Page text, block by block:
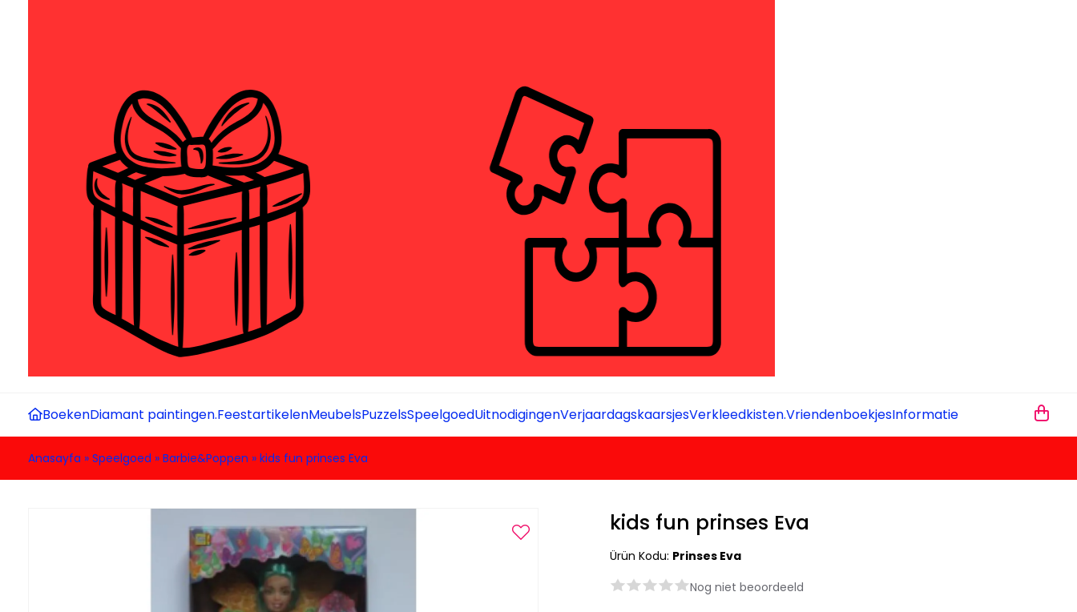
BoekenDiamant paintingen.FeestartikelenMeubelsPuzzelsSpeelgoedUitnodigingenVerjaardagskaarsjesVerkleedkisten.VriendenboekjesInformatie
Anasayfa » Speelgoed » Barbie&Poppen » kids fun prinses Eva
kids fun prinses Eva
Ürün Kodu: Prinses Eva
Nog niet beoordeeld